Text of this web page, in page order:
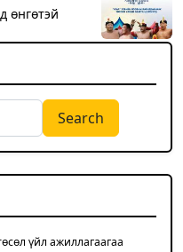
өнгөтэй
үйл ажиллагаагаа